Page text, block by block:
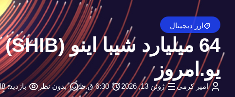
ارز دیجیتال
یو.امروز
امیر کرمی ژوئن 13, 2026 6:30 ق.ظ بدون نظر بازدید: 48